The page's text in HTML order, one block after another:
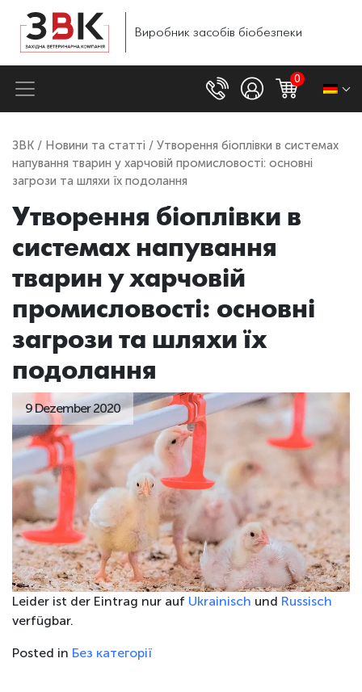
Виробник засобів біобезпеки
0
ЗВК / Новини та статті / Утворення біоплівки в системах
напування тварин у харчовій промисловості: основні
загрози та шляхи їх подолання
Утворення біоплівки в
системах напування
тварин у харчовій
промисловості: основні
загрози та шляхи їх
подолання
9 Dezember 2020
Leider ist der Eintrag nur auf Ukrainisch und Russisch
verfügbar.
Posted in Без категорії